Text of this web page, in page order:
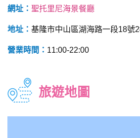
網址： 聖托里尼海景餐廳
地址： 基隆市中山區湖海路一段18號
營業時間： 11:00-22:00
旅遊地圖